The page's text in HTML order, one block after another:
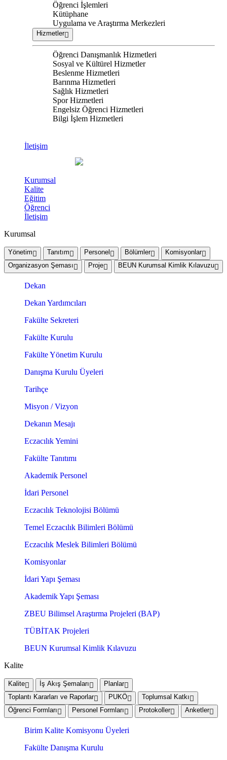
Öğrenci İşlemleri
Kütüphane
Uygulama ve Araştırma Merkezleri
Hizmetler
Öğrenci Danışmanlık Hizmetleri
Sosyal ve Kültürel Hizmetler
Beslenme Hizmetleri
Barınma Hizmetleri
Sağlık Hizmetleri
Spor Hizmetleri
Engelsiz Öğrenci Hizmetleri
Bilgi İşlem Hizmetleri
İletişim
Kurumsal
Kalite
Eğitim
Öğrenci
İletişim
Kurumsal
Yönetim Tanıtım Personel Bölümler
Komisyonlar
Organizasyon Şeması
Proje BEUN Kurumsal Kimlik Kılavuzu
Dekan
Dekan Yardımcıları
Fakülte Sekreteri
Fakülte Kurulu
Fakülte Yönetim Kurulu
Danışma Kurulu Üyeleri
Tarihçe
Misyon / Vizyon
Dekanın Mesajı
Eczacılık Yemini
Fakülte Tanıtımı
Akademik Personel
İdari Personel
Eczacılık Teknolojisi Bölümü
Temel Eczacılık Bilimleri Bölümü
Eczacılık Meslek Bilimleri Bölümü
Komisyonlar
İdari Yapı Şeması
Akademik Yapı Şeması
ZBEU Bilimsel Araştırma Projeleri (BAP)
TÜBİTAK Projeleri
BEUN Kurumsal Kimlik Kılavuzu
Kalite
Kalite İş Akış Şemaları
Planlar
Toplantı Kararları ve Raporlar
PUKÖ
Toplumsal Katkı
Öğrenci Formları
Personel Formları Protokoller Anketler
Birim Kalite Komisyonu Üyeleri
Fakülte Danışma Kurulu